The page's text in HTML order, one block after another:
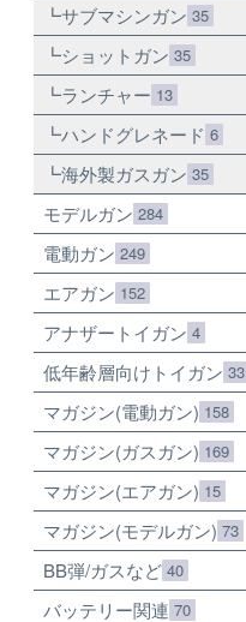
サブマシンガン 35
ショットガン 35
ランチャー 13
ハンドグレネード 6
海外製ガスガン 35
モデルガン 284
電動ガン 249
エアガン 152
アナザートイガン 4
低年齢層向けトイガン 33
マガジン(電動ガン) 158
マガジン(ガスガン) 169
マガジン(エアガン) 15
マガジン(モデルガン) 73
BB弾/ガスなど 40
バッテリー関連 70